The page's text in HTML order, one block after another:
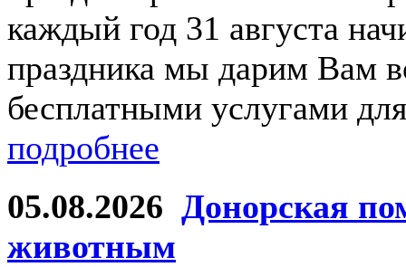
каждый год 31 августа
праздника мы дарим Вам
бесплатными услугами
подробнее
05.08.2026 Донорская
животным